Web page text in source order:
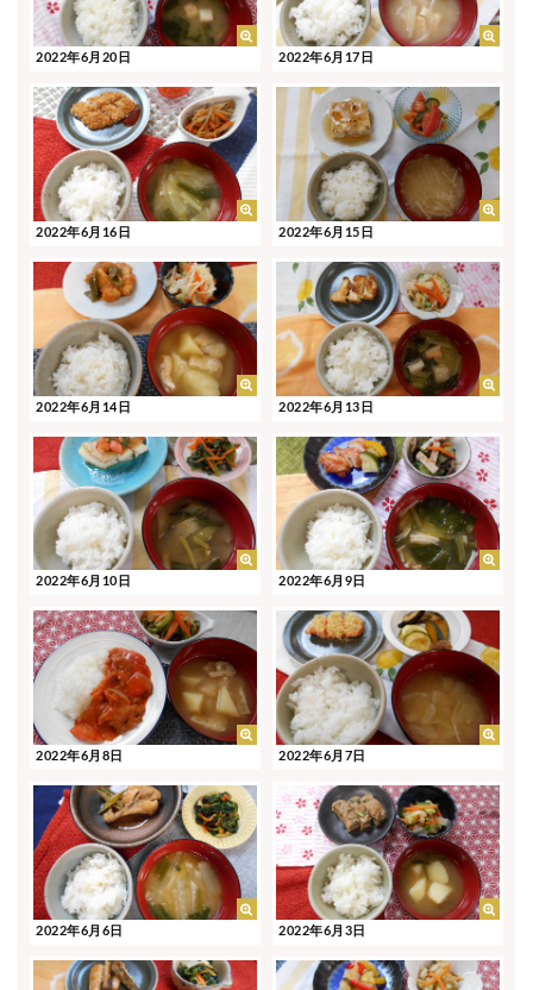
2022年6月20日 2022年6月17日
2022年6月16日 2022年6月15日
2022年6月14日 2022年6月13日
2022年6月10日 2022年6月9日
2022年6月8日 2022年6月7日
2022年6月6日 2022年6月3日